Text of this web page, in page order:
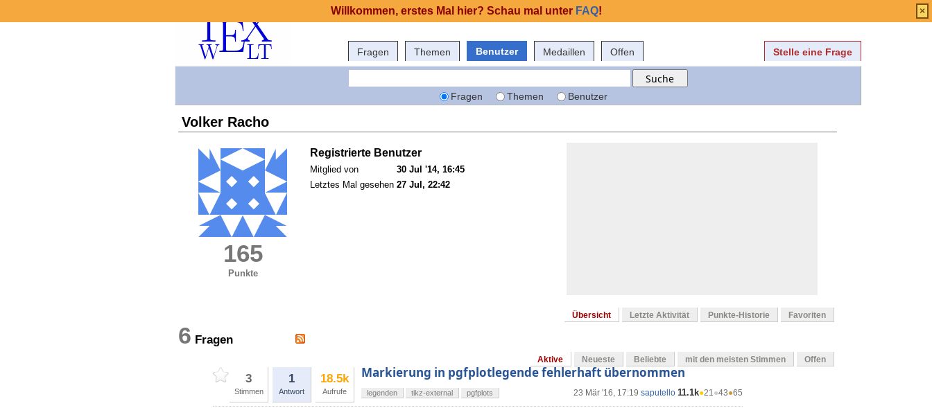
Fragen Themen Benutzer Medaillen Offen Stelle eine Frage
Fragen Themen Benutzer
Volker Racho
165
Punkte
Registrierte Benutzer
Mitglied von
30 Jul '14, 16:45
Letztes Mal gesehen 27 Jul, 22:42
Übersicht Letzte Aktivität Punkte-Historie Favoriten
6 Fragen
Aktive Neueste Beliebte mit den meisten Stimmen Offen
3
Stimmen
1
Antwort
18.5k
Aufrufe
Markierung in pgfplotlegende fehlerhaft übernommen
23 Mär '16, 17:19 saputello 11.1k●21●43●65
legenden tikz-external pgfplots
Willkommen, erstes Mal hier? Schau mal unter FAQ! ×